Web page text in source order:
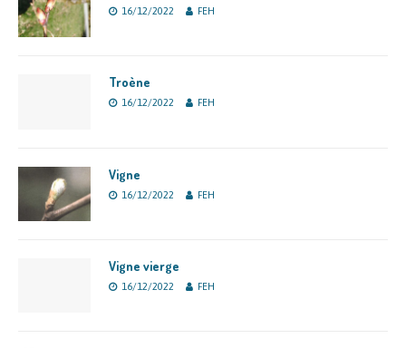
16/12/2022 FEH
Troène
16/12/2022 FEH
Vigne
16/12/2022 FEH
Vigne vierge
16/12/2022 FEH